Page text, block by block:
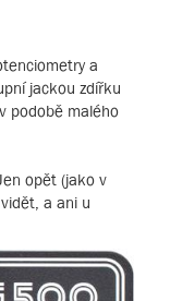
a
jackou zdířku
podobě malého
opět (jako v
a ani u